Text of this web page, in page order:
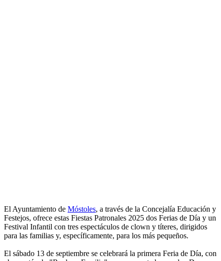
El Ayuntamiento de Móstoles, a través de la Concejalía Educación y
Festejos, ofrece estas Fiestas Patronales 2025 dos Ferias de Día y un
Festival Infantil con tres espectáculos de clown y títeres, dirigidos
para las familias y, específicamente, para los más pequeños.
El sábado 13 de septiembre se celebrará la primera Feria de Día, con